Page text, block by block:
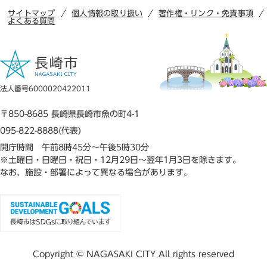
サイトマップ 個人情報の取り扱い
著作権・リンク・免責事項
よくある質問
法人番号6000020422011
〒850-8685 長崎県長崎市魚の町4-1
095-822-8888(代表)
開庁時間 午前8時45分～午後5時30分
※土曜日・日曜日・祝日・12月29日～翌年1月3日を除きます。
なお、施設・部署によって異なる場合があります。
Copyright © NAGASAKI CITY All rights reserved